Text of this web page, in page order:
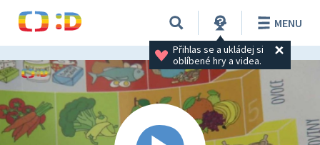
Přihlas se a ukládej si
oblíbené hry a videa.
MENU